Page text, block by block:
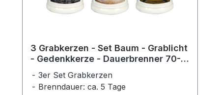
3 Grabkerzen - Set Baum - Grablicht
- Gedenkkerze - Dauerbrenner 70-
3er Set Grabkerzen
Brenndauer: ca. 5 Tage